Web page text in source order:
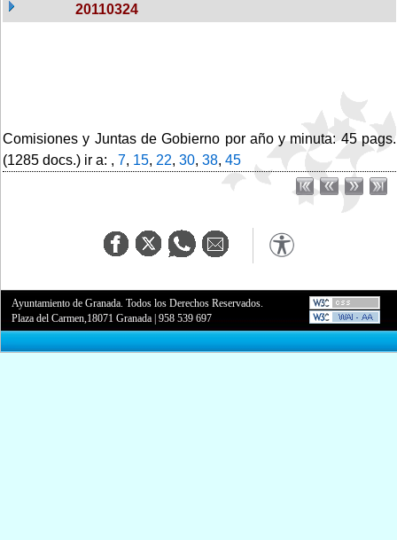
20110324
Comisiones y Juntas de Gobierno por año y minuta: 45 pags.
(1285 docs.) ir a: , 7, 15, 22, 30, 38, 45
Ayuntamiento de Granada. Todos los Derechos Reservados.
Plaza del Carmen,18071 Granada |958 539 697